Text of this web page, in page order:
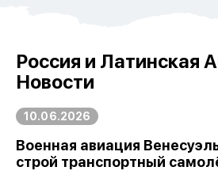
Россия и Латинская
Новости
10.06.2026
Военная авиация
строй транспортный